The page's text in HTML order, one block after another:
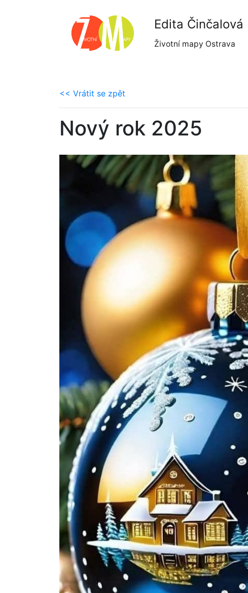
Edita Činčalová
Životní mapy Ostrava
<< Vrátit se zpět
Nový rok 2025